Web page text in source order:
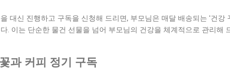
대신 진행하고 구독을 신청해 드리면, 부모님은 매달 배송되는 '건강
. 이는 단순한 물건 선물을 넘어 부모님의 건강을 체계적으로 관리해
과 커피 정기 구독